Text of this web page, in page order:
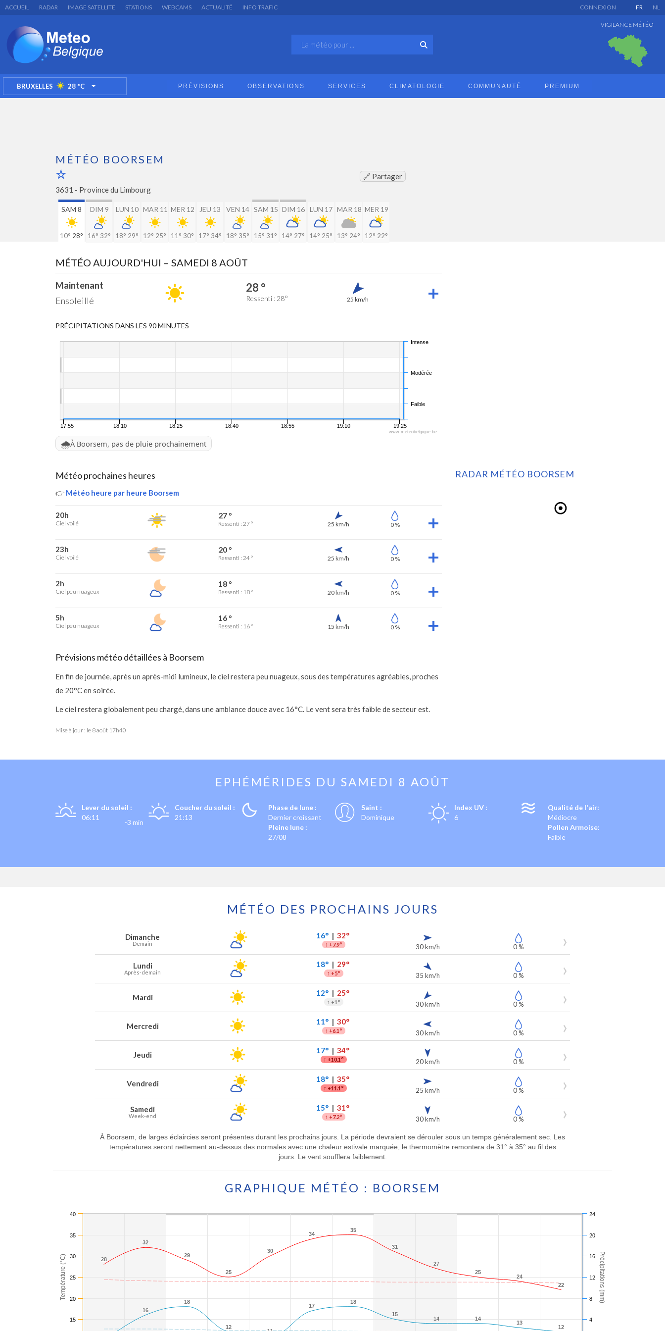
ACCUEIL RADAR IMAGE SATELLITE STATIONS WEBCAMS ACTUALITÉ INFO TRAFIC FR NL
CONNEXION
VIGILANCE MÉTÉO
BRUXELLES 28°C TOGGLE DROPDOWN PRÉVISIONS OBSERVATIONS SERVICES CLIMATOLOGIE COMMUNAUTÉ PREMIUM
MÉTÉO BOORSEM
🔗 Partager
3631 - Province du Limbourg
SAM 8
10° 28°
DIM 9
16° 32°
LUN 10
18° 29°
MAR 11
12° 25°
MER 12
11° 30°
JEU 13
17° 34°
VEN 14
18° 35°
SAM 15
15° 31°
DIM 16
14° 27°
LUN 17
14° 25°
MAR 18
13° 24°
MER 19
12° 22°
MÉTÉO AUJOURD'HUI – SAMEDI 8 AOÛT
Maintenant
Ensoleillé
28 °
Ressenti : 28° 25 km/h
PRÉCIPITATIONS DANS LES 90 MINUTES
17:55 18:10 18:25 18:40 18:55 19:10 19:25
Faible
Modérée
Intense
www.meteobelgique.be
🌧️À Boorsem, pas de pluie prochainement
Météo prochaines heures
👉 Météo heure par heure Boorsem
20h
Ciel voilé
27 °
Ressenti : 27 ° 25 km/h 0 %
23h
Ciel voilé
20 °
Ressenti : 24 ° 25 km/h 0 %
2h
Ciel peu nuageux
18 °
Ressenti : 18 ° 20 km/h 0 %
5h
Ciel peu nuageux
16 °
Ressenti : 16 ° 15 km/h 0 %
Prévisions météo détaillées à Boorsem
En fin de journée, après un après-midi lumineux, le ciel restera peu nuageux, sous des températures agréables, proches
de 20°C en soirée.
Le ciel restera globalement peu chargé, dans une ambiance douce avec 16°C. Le vent sera très faible de secteur est.
Mise à jour : le 8 août 17h40
RADAR MÉTÉO BOORSEM
EPHÉMÉRIDES DU SAMEDI 8 AOÛT
Lever du soleil :
06:11
-3 min
Coucher du soleil :
21:13
Phase de lune :
Dernier croissant
Pleine lune :
27/08
Saint :
Dominique
Index UV :
6
Qualité de l'air:
Médiocre
Pollen Armoise:
Faible
MÉTÉO DES PROCHAINS JOURS
Prévisions météo à Boorsem pour les 7 prochains jours
Météo Températures Précipitations
Dimanche
Demain
16°| 32°
↑ +7.9° 30 km/h 0 %
Lundi
Après-demain
18°| 29°
↑ +5° 35 km/h 0 %
Mardi 12°| 25°
↑ +1° 30 km/h 0 %
Mercredi 11°| 30°
↑ +6.1° 30 km/h 0 %
Jeudi 17°| 34°
↑ +10.1° 20 km/h 0 %
Vendredi 18°| 35°
↑ +11.1° 25 km/h 0 %
Samedi
Week-end
15°| 31°
↑ +7.2° 30 km/h 0 %
À Boorsem, de larges éclaircies seront présentes durant les prochains jours. La période devraient se dérouler sous un temps généralement sec. Les
températures seront nettement au-dessus des normales avec une chaleur estivale marquée, le thermomètre remontera de 31° à 35° au fil des
jours. Le vent soufflera faiblement.
GRAPHIQUE MÉTÉO : BOORSEM
Température (°C) Précipitations (mm)
28
28
32
32
29
29
25
25
30
30
34
34
35
35
31
31
27
27
25
25
24
24
22
22
16
16
18
18
12
12
17
17
18
18
15
15
14
14 14
14
13
13
12
12
15
20
25
30
35
40
4
8
12
16
20
24